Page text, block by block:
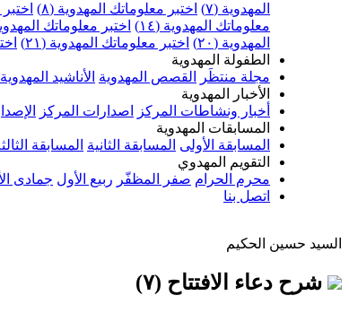
المهدوية (٧)
اختبر معلوماتك المهدوية (٨)
معلوماتك المهدوية (١٤)
اختبر معلوماتك المهدوية
المهدوية (٢٠)
اختبر معلوماتك المهدوية (٢١)
الطفولة المهدوية
مجلة منتظَر
القصص المهدوية الأناشيد المهدوية
الأخبار المهدوية
أخبار ونشاطات المركز
اصدارات المركز
المسابقات المهدوية
المسابقة الأولى المسابقة الثانية المسابقة
التقويم المهدوي
محرم الحرام صفر المظفّر ربيع الأول جمادى
اتصل بنا
السيد حسين الحكيم
شرح دعاء الافتتاح (٧)